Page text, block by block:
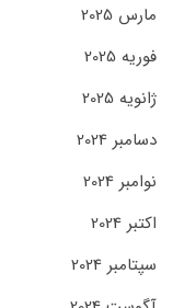
مارس 2025
فوریه 2025
ژانویه 2025
دسامبر 2024
نوامبر 2024
اکتبر 2024
سپتامبر 2024